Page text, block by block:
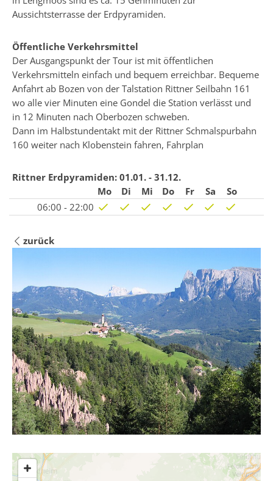
Aussichtsterrasse der Erdpyramiden.
Öffentliche Verkehrsmittel
Der Ausgangspunkt der Tour ist mit öffentlichen
Verkehrsmitteln einfach und bequem erreichbar. Bequeme
Anfahrt ab Bozen von der Talstation Rittner Seilbahn 161
wo alle vier Minuten eine Gondel die Station verlässt und
in 12 Minuten nach Oberbozen schweben.
Dann im Halbstundentakt mit der Rittner Schmalspurbahn
160 weiter nach Klobenstein fahren, Fahrplan
Rittner Erdpyramiden: 01.01. - 31.12.
Mo
Di Mi Do Fr Sa
So
06:00 - 22:00
zurück